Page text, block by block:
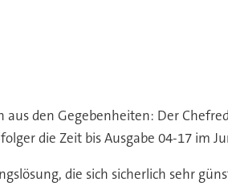
den Gegebenheiten: Der
die Zeit bis Ausgabe 04-17 im
die sich sicherlich sehr